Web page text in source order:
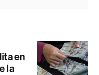
en
la